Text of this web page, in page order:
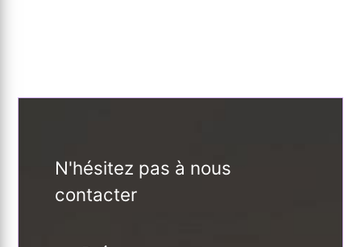
N'hésitez pas à nous
contacter